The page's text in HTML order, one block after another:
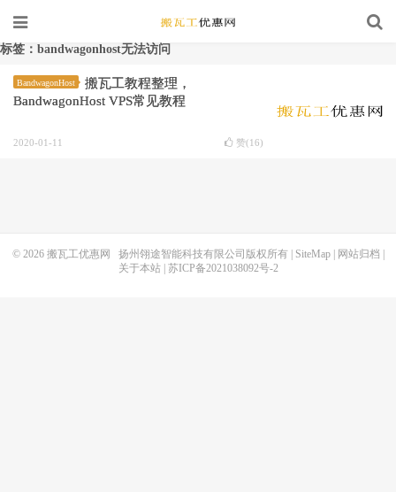
标签：bandwagonhost无法访问
BandwagonHost
搬瓦工教程整理，
BandwagonHost VPS常见教程
2020-01-11 赞(16)
© 2026 搬瓦工优惠网 扬州翎途智能科技有限公司版权所有 | SiteMap| 网站归档
关于本站| 苏ICP备2021038092号-2